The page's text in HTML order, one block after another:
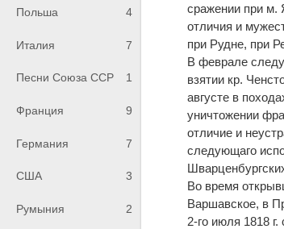
Польша 4
Италия 7
Песни Союза ССР 1
Франция 9
Германия 7
США 3
Румыния 2
сражении при м.
отличия и
при Рудне, при
В феврале
взятии кр.
августе в
уничтожении
отличие и
следующаго
Во время
Варшавское, в
2-го июля 1818